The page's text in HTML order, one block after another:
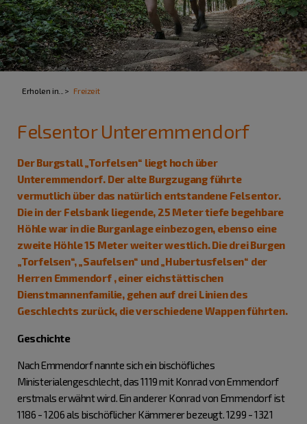
Erholen in... Freizeit
Felsentor Unteremmendorf
Der Burgstall „Torfelsen“ liegt hoch über
Unteremmendorf. Der alte Burgzugang führte
vermutlich über das natürlich entstandene Felsentor.
Die in der Felsbank liegende, 25 Meter tiefe begehbare
Höhle war in die Burganlage einbezogen, ebenso eine
zweite Höhle 15 Meter weiter westlich. Die drei Burgen
„Torfelsen“, „Saufelsen“ und „Hubertusfelsen“ der
Herren Emmendorf , einer eichstättischen
Dienstmannenfamilie, gehen auf drei Linien des
Geschlechts zurück, die verschiedene Wappen führten.
Geschichte
Nach Emmendorf nannte sich ein bischöfliches
Ministerialengeschlecht, das 1119 mit Konrad von Emmendorf
erstmals erwähnt wird. Ein anderer Konrad von Emmendorf ist
1186 - 1206 als bischöflicher Kämmerer bezeugt. 1299 - 1321